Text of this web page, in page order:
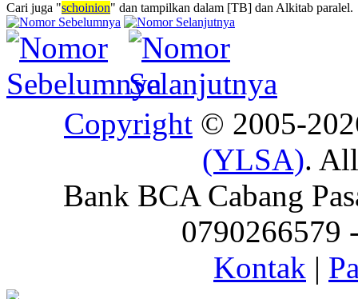
Cari juga "schoinion" dan tampilkan dalam [TB] dan Alkitab paralel.
Copyright © 2005-
(YLSA).
Bank BCA Cabang
0790266579
Kontak |